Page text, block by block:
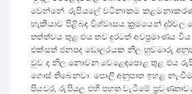
වෙන්නේ. රුපියලේ වටිනාකම
හැකියාව පිළිබඳ විශ්වාසය ක්‍රමයෙන්
තත්ත්වය තුළ එය තව දුරටත් අවප්‍රමාණය
එක්සත් ජනපද ඩොලරයක නිල හුවමාරු
වුව ද නිල නොවන වෙළෙඳපොළ තුළ එය
ගොස් තිබෙනවා. පොලි අනුපාත ඉහළ
පියවර, රුපියල එහි පහත වැටීමේ